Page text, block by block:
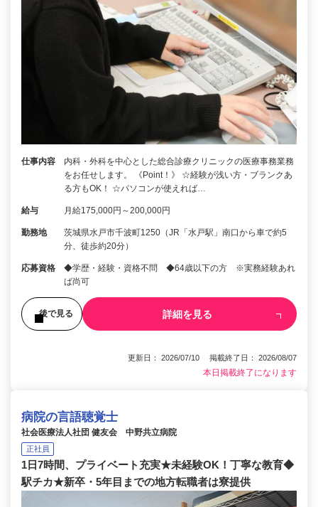
仕事内容
内科・外科を中心とした総合診療クリニックの医療事務業務
をお任せします。 《Point！》 ☆経験が浅い方・ブランクあ
る方もOK！ ☆パソコンが使えれば…
給与 月給175,000円～200,000円
勤務地
茨城県水戸市千波町1250（JR「水戸駅」南口から車で約5
分、徒歩約20分）
応募資格
◆学歴・経験・資格不問 ◆64歳以下の方 ※実務経験あれ
ば尚可
後で見る 詳細を見る
更新日： 2026/07/10 掲載終了日： 2026/08/07
本日掲載終了になります
病院の言語聴覚士
社会医療法人社団 健友会 中野共立病院
正社員
1日7時間、プライベート充実★未経験OK！丁寧な教育◆
駅チカ★新卒・5年目までの地方転職者は寮提供